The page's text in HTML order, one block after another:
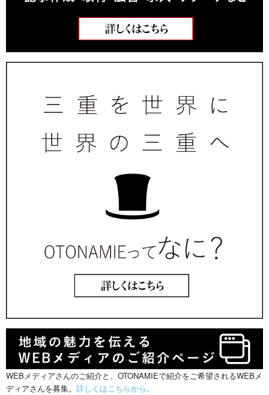
WEBメディアさんのご紹介と、OTONAMIEで紹介をご希望されるWEBメ
ディアさんを募集。 詳しくはこちらから。